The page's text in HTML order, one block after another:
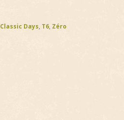
Classic Days, T6, Zéro